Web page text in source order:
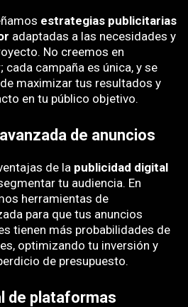
estrategias publicitarias
adaptadas a las necesidades y
No creemos en
campaña es única, y se
maximizar tus resultados y
en tu público objetivo.
de anuncios
de la publicidad digital
tu audiencia. En
herramientas de
para que tus anuncios
tienen más probabilidades de
optimizando tu inversión y
de presupuesto.
de plataformas